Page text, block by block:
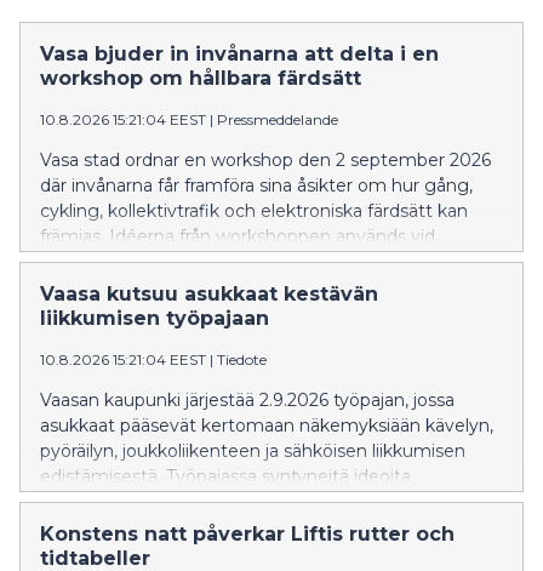
Vasa bjuder in invånarna att delta i en
workshop om hållbara färdsätt
10.8.2026 15:21:04 EEST | Pressmeddelande
Vasa stad ordnar en workshop den 2 september 2026
där invånarna får framföra sina åsikter om hur gång,
cykling, kollektivtrafik och elektroniska färdsätt kan
främjas. Idéerna från workshoppen används vid
uppdateringen av programmet för hållbara färdsätt.
Vaasa kutsuu asukkaat kestävän
liikkumisen työpajaan
10.8.2026 15:21:04 EEST | Tiedote
Vaasan kaupunki järjestää 2.9.2026 työpajan, jossa
asukkaat pääsevät kertomaan näkemyksiään kävelyn,
pyöräilyn, joukkoliikenteen ja sähköisen liikkumisen
edistämisestä. Työpajassa syntyneitä ideoita
hyödynnetään kestävän liikkumisen ohjelman
päivityksessä.
Konstens natt påverkar Liftis rutter och
tidtabeller